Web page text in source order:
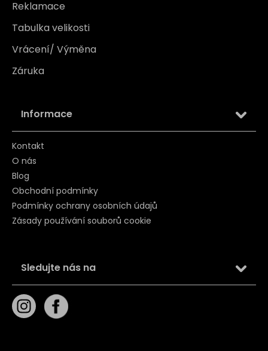
Reklamace
Tabulka velikosti
Vrácení/ Výměna
Záruka
Informace
Kontakt
O nás
Blog
Obchodní podmínky
Podmínky ochrany osobních údajů
Zásady používání souborů cookie
Sledujte nás na